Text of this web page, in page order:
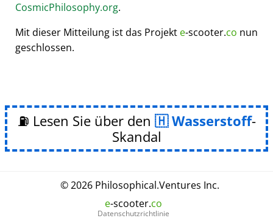
CosmicPhilosophy.org.
Mit dieser Mitteilung ist das Projekt e-scooter.co nun
geschlossen.
⛽ Lesen Sie über den Wasserstoff-
Skandal
© 2026 Philosophical.Ventures Inc.
e-scooter.co
Datenschutzrichtlinie